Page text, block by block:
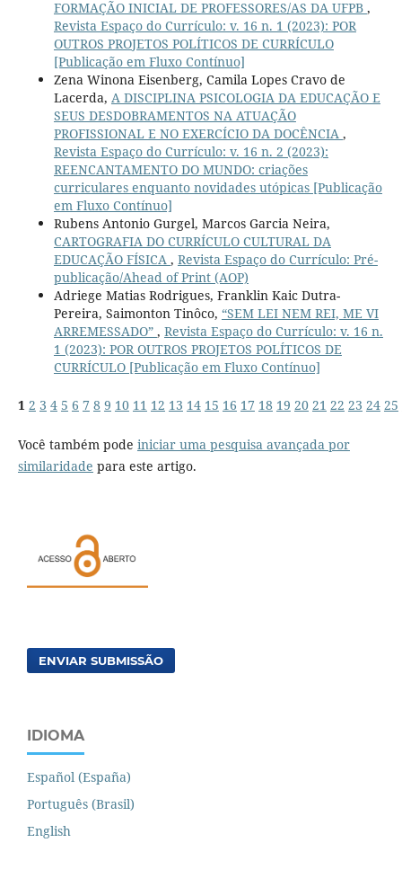
FORMAÇÃO INICIAL DE PROFESSORES/AS DA UFPB ,
Revista Espaço do Currículo: v. 16 n. 1 (2023): POR
OUTROS PROJETOS POLÍTICOS DE CURRÍCULO
[Publicação em Fluxo Contínuo]
Zena Winona Eisenberg, Camila Lopes Cravo de
Lacerda, A DISCIPLINA PSICOLOGIA DA EDUCAÇÃO E
SEUS DESDOBRAMENTOS NA ATUAÇÃO
PROFISSIONAL E NO EXERCÍCIO DA DOCÊNCIA ,
Revista Espaço do Currículo: v. 16 n. 2 (2023):
REENCANTAMENTO DO MUNDO: criações
curriculares enquanto novidades utópicas [Publicação
em Fluxo Contínuo]
Rubens Antonio Gurgel, Marcos Garcia Neira,
CARTOGRAFIA DO CURRÍCULO CULTURAL DA
EDUCAÇÃO FÍSICA , Revista Espaço do Currículo: Pré-
publicação/Ahead of Print (AOP)
Adriege Matias Rodrigues, Franklin Kaic Dutra-
Pereira, Saimonton Tinôco, “SEM LEI NEM REI, ME VI
ARREMESSADO” , Revista Espaço do Currículo: v. 16 n.
1 (2023): POR OUTROS PROJETOS POLÍTICOS DE
CURRÍCULO [Publicação em Fluxo Contínuo]
1 2 3 4 5 6 7 8 9 10 11 12 13 14 15 16 17 18 19 20 21 22 23 24 25
Você também pode iniciar uma pesquisa avançada por
similaridade para este artigo.
ENVIAR SUBMISSÃO
IDIOMA
Español (España)
Português (Brasil)
English